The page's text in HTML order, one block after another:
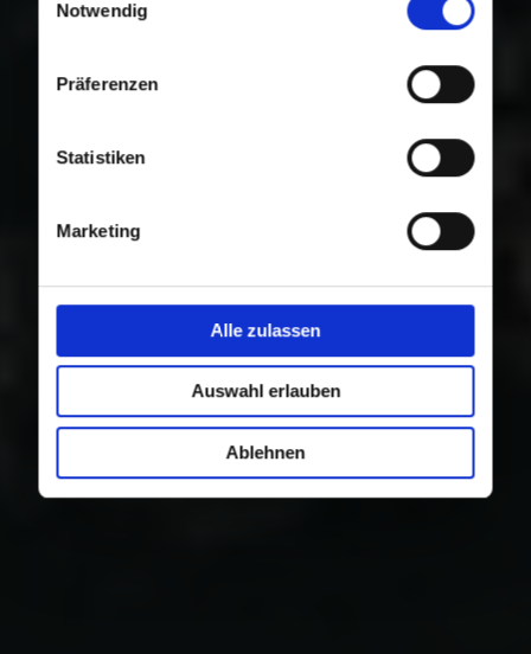
Nutzung der Dienste gesammelt haben.
Notwendig
Präferenzen
Statistiken
Marketing
Alle zulassen
Auswahl erlauben
Ablehnen